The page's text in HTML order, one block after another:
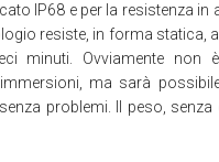
IP68 e per la resistenza in
resiste, in forma statica,
minuti. Ovviamente non
ma sarà
problemi. Il peso, senza